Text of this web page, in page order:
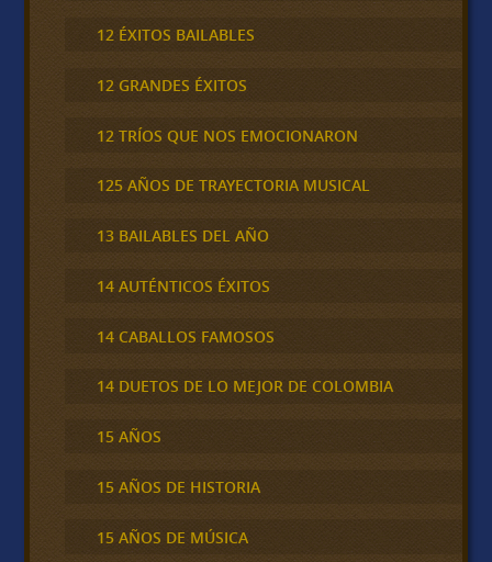
12 ÉXITOS BAILABLES
12 GRANDES ÉXITOS
12 TRÍOS QUE NOS EMOCIONARON
125 AÑOS DE TRAYECTORIA MUSICAL
13 BAILABLES DEL AÑO
14 AUTÉNTICOS ÉXITOS
14 CABALLOS FAMOSOS
14 DUETOS DE LO MEJOR DE COLOMBIA
15 AÑOS
15 AÑOS DE HISTORIA
15 AÑOS DE MÚSICA